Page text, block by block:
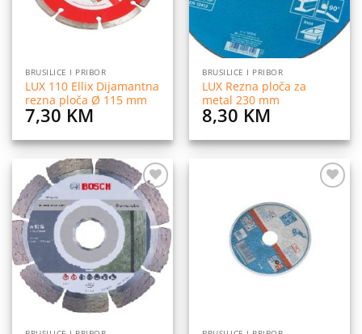
BRUSILICE I PRIBOR
LUX 110 Ellix Dijamantna
rezna ploča Ø 115 mm
7,30 KM
BRUSILICE I PRIBOR
LUX Rezna ploča za
metal 230 mm
8,30 KM
Dodaj
na
listu
želja